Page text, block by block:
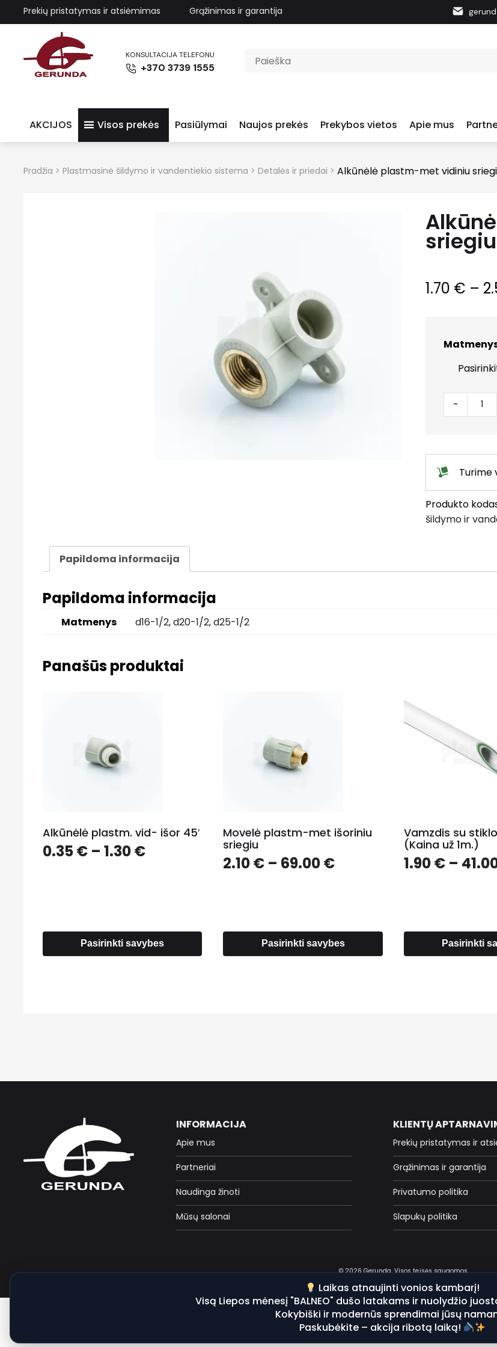
Prekių pristatymas ir atsiėmimas Grąžinimas ir garantija
KONSULTACIJA TELEFONU
+370 3739 1555
AKCIJOS Visos prekės Pasiūlymai Naujos prekės Prekybos vietos Apie mus
Pradžia > Plastmasinė šildymo ir vandentiekio sistema > Detalės ir priedai > Alkūnėlė plastm-met vidiniu
1.70 € –
Alkūnėlė
plastm-
tvirtinama
quantity
-
Turime
Produkto
šildymo ir
Papildoma informacija
Papildoma informacija
Matmenys d16-1/2,d20-1/2,d25-1/2
Panašūs produktai
Alkūnėlė plastm. vid- išor 45′
0.35€ – 1.30€Price
Pasirinkti savybes
Movelė plastm-met išoriniu
sriegiu
2.10€ – 69.00€Price
Pasirinkti savybes
Vamzdis su
(Kaina už 1m.)
1.90€ –
Pasirinkti
INFORMACIJA
Apie mus
Partneriai
Naudinga žinoti
Mūsų salonai
KLIENTŲ
Prekių pristatymas ir
Grąžinimas ir garantija
Privatumo politika
Slapukų politika
© 2026 Gerunda. Visos teisės saugomos.
Laikas atnaujinti vonios kambarį!
Visą Liepos mėnesį "BALNEO" dušo latakams ir nuolydžio
Kokybiški ir modernūs sprendimai jūsų
Paskubėkite – akcija ribotą laiką!